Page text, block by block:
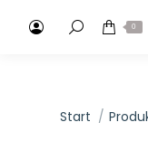
Search: 0
Sie befinden
Start